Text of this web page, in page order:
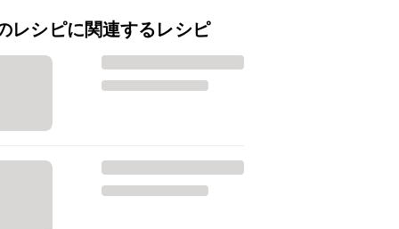
レシピに関連するレシピ